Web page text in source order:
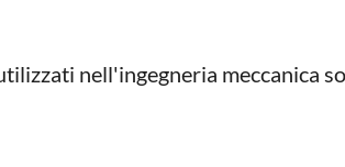
nell'ingegneria meccanica